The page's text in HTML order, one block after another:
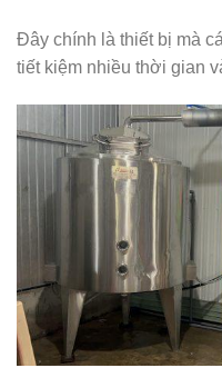
Đây chính là thiết bị mà
tiết kiệm nhiều thời gian